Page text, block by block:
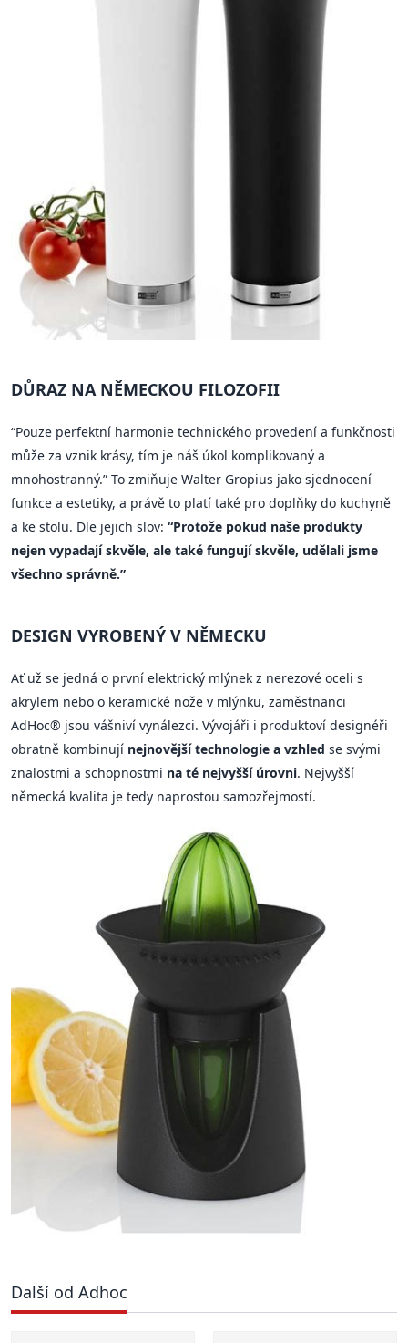
DŮRAZ NA NĚMECKOU FILOZOFII
“Pouze perfektní harmonie technického provedení a funkčnosti
může za vznik krásy, tím je náš úkol komplikovaný a
mnohostranný.” To zmiňuje Walter Gropius jako sjednocení
funkce a estetiky, a právě to platí také pro doplňky do kuchyně
a ke stolu. Dle jejich slov: “Protože pokud naše produkty
nejen vypadají skvěle, ale také fungují skvěle, udělali jsme
všechno správně.”
DESIGN VYROBENÝ V NĚMECKU
Ať už se jedná o první elektrický mlýnek z nerezové oceli s
akrylem nebo o keramické nože v mlýnku, zaměstnanci
AdHoc® jsou vášniví vynálezci. Vývojáři i produktoví designéři
obratně kombinují nejnovější technologie a vzhled se svými
znalostmi a schopnostmi na té nejvyšší úrovni. Nejvyšší
německá kvalita je tedy naprostou samozřejmostí.
Další od Adhoc